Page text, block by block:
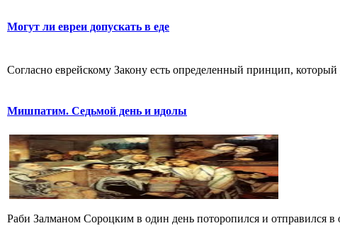
Могут ли евреи допускать в еде
Согласно еврейскому Закону есть определенный принцип,
Мишпатим. Седьмой день и идолы
Раби Залманом Сороцким в один день поторопился и отправился